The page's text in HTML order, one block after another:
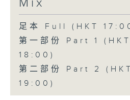
Mix
足本 Full (HKT
第一部份 Part 1
18:00)
第二部份 Part 2
19:00)